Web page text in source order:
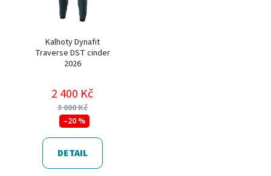
Kalhoty Dynafit
Traverse DST cinder
2026
2 400 Kč
3 000 Kč
–20 %
DETAIL